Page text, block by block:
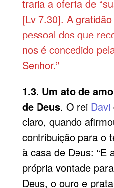
traria a oferta de
[Lv 7.30]. A
pessoal dos que
nos é concedido
Senhor.”
1.3. Um ato de
de Deus. O rei Davi
claro, quando
contribuição para o
à casa de Deus: “E
própria vontade
Deus, o ouro e